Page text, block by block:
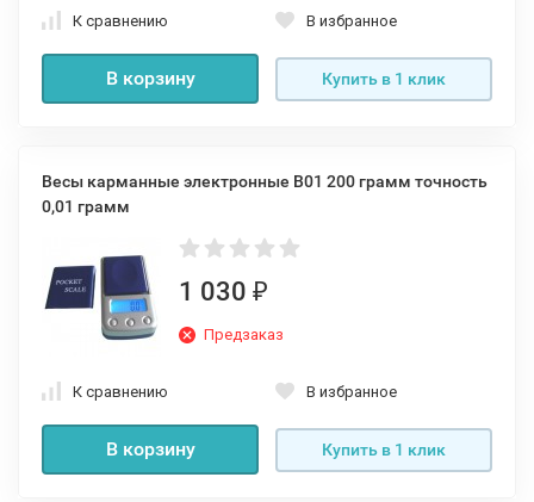
К сравнению В избранное
В корзину Купить в 1 клик
Весы карманные электронные B01 200 грамм точность
0,01 грамм
1 030 ₽
Предзаказ
К сравнению В избранное
В корзину Купить в 1 клик